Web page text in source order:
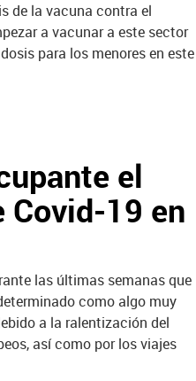
de la vacuna contra el
a vacunar a este sector
para los menores en este
el
Covid-19 en
las últimas semanas que
como algo muy
a la ralentización del
así como por los viajes